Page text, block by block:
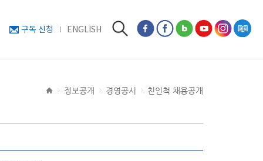
구독 신청 ENGLISH
정보공개 경영공시 친인척 채용공개